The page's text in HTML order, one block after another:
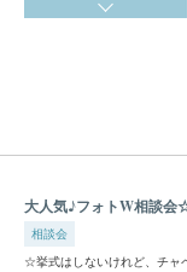
大人気♪フォトW相談会
相談会
☆挙式はしないけれど、チャ